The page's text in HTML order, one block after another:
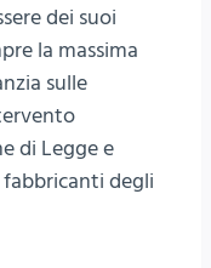
dei suoi
la massima
sulle
di Legge e
fabbricanti degli